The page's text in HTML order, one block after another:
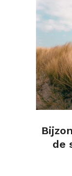
de